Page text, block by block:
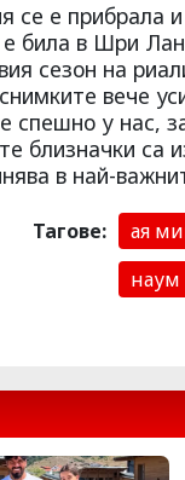
се е прибрала
била в Шри
сезон на
вече
спешно у нас,
близначки са
в най-
Тагове: ая